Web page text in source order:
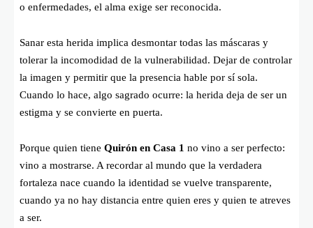
o enfermedades, el alma exige ser reconocida.
Sanar esta herida implica desmontar todas las máscaras y
tolerar la incomodidad de la vulnerabilidad. Dejar de controlar
la imagen y permitir que la presencia hable por sí sola.
Cuando lo hace, algo sagrado ocurre: la herida deja de ser un
estigma y se convierte en puerta.
Porque quien tiene Quirón en Casa 1 no vino a ser perfecto:
vino a mostrarse. A recordar al mundo que la verdadera
fortaleza nace cuando la identidad se vuelve transparente,
cuando ya no hay distancia entre quien eres y quien te atreves
a ser.